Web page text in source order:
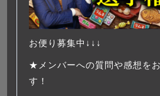
お便り募集中↓↓↓
★メンバーへの質問や感想を
す！